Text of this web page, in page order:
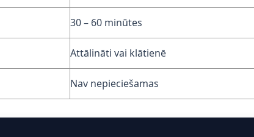
30 – 60 minūtes
Attālināti vai klātienē
Nav nepieciešamas